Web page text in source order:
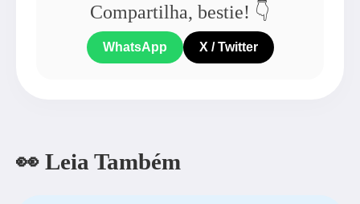
Compartilha, bestie! 👇
WhatsApp X / Twitter
👀 Leia Também